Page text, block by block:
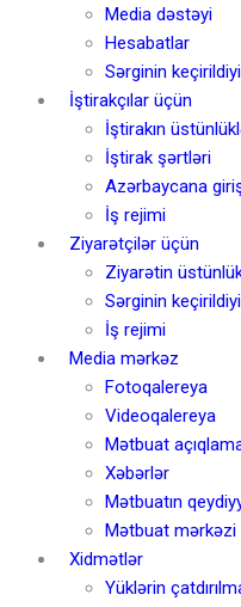
Media dəstəyi
Hesabatlar
Sərginin
İştirakçılar üçün
İştirakın
İştirak şərtləri
Azərbaycana
İş rejimi
Ziyarətçilər üçün
Ziyarətin
Sərginin
İş rejimi
Media mərkəz
Fotoqalereya
Videoqalereya
Mətbuat
Xəbərlər
Mətbuatın
Mətbuat mərkəzi
Xidmətlər
Yüklərin